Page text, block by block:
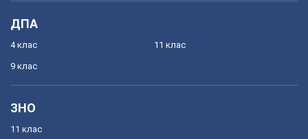
ДПА
4 клас
9 клас
11 клас
ЗНО
11 клас